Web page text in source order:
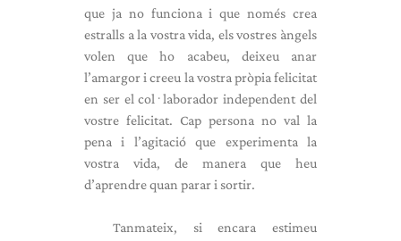
que ja no funciona i que només crea
estralls a la vostra vida, els vostres àngels
volen que ho acabeu, deixeu anar
l’amargor i creeu la vostra pròpia felicitat
en ser el col·laborador independent del
vostre felicitat. Cap persona no val la
pena i l’agitació que experimenta la
vostra vida, de manera que heu
d’aprendre quan parar i sortir.
Tanmateix, si encara estimeu